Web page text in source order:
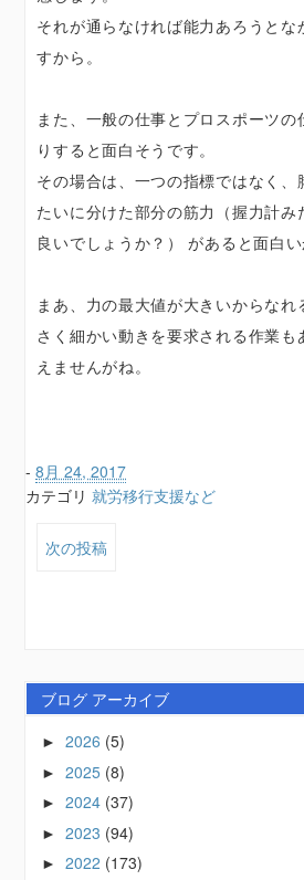
それが通らなければ能力あろうとな
すから。
また、一般の仕事とプロスポーツの
りすると面白そうです。
その場合は、一つの指標ではなく、
たいに分けた部分の筋力（握力計み
良いでしょうか？） があると面白い
まあ、力の最大値が大きいからなれ
さく細かい動きを要求される作業も
えませんがね。
-8月 24, 2017
カテゴリ就労移行支援など
次の投稿
ブログ アーカイブ
►2026 (5)
►2025 (8)
►2024 (37)
►2023 (94)
►2022 (173)